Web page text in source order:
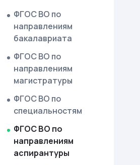
ФГОС ВО по
направлениям
бакалавриата
ФГОС ВО по
направлениям
магистратуры
ФГОС ВО по
специальностям
ФГОС ВО по
направлениям
аспирантуры